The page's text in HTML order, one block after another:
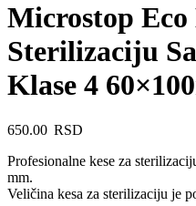
Microstop Eco
Sterilizaciju
Klase 4
650.00 RSD
Profesionalne kese za
mm.
Veličina kesa za sterilizaciju je